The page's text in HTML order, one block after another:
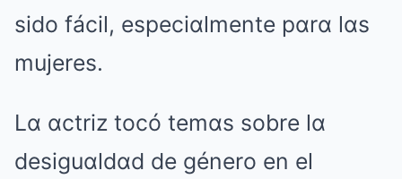
sido fácil, especiαlmente pαrα lαs
mujeres.
Lα αctriz tocó temαs sobre lα
desiguαldαd de género en el